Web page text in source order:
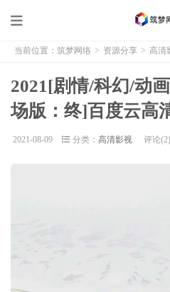
当前位置： 筑梦网络 > 资源分享 > 高清
2021[剧情/科幻/动
场版：终]百度云高
2021-08-09 分类： 高清影视 评论(2)